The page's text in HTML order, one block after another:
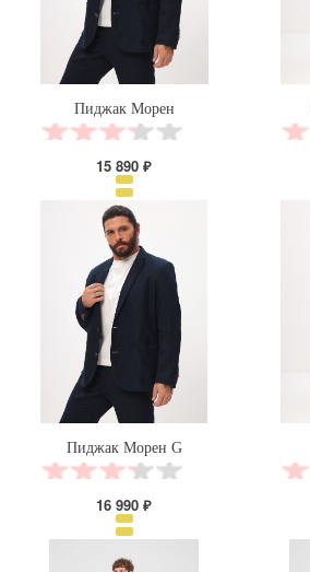
Пиджак Морен
15 890 ₽
Пиджак Морен G
16 990 ₽